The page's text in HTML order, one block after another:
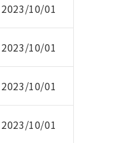
2023/10/01
2023/10/01
2023/10/01
2023/10/01